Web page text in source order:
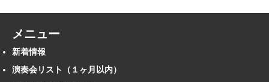
メニュー
新着情報
演奏会リスト（１ヶ月以内）